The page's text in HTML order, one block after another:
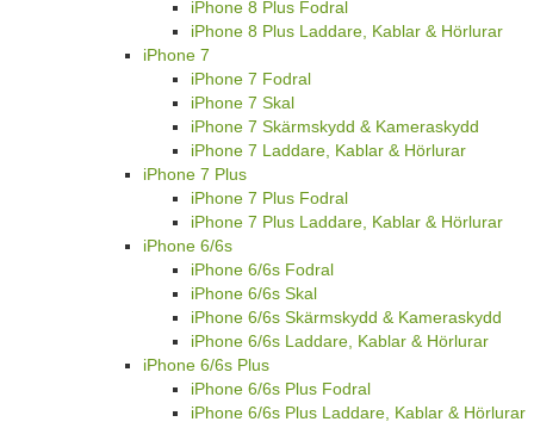
iPhone 8 Plus Fodral
iPhone 8 Plus Laddare, Kablar & Hörlurar
iPhone 7
iPhone 7 Fodral
iPhone 7 Skal
iPhone 7 Skärmskydd & Kameraskydd
iPhone 7 Laddare, Kablar & Hörlurar
iPhone 7 Plus
iPhone 7 Plus Fodral
iPhone 7 Plus Laddare, Kablar & Hörlurar
iPhone 6/6s
iPhone 6/6s Fodral
iPhone 6/6s Skal
iPhone 6/6s Skärmskydd & Kameraskydd
iPhone 6/6s Laddare, Kablar & Hörlurar
iPhone 6/6s Plus
iPhone 6/6s Plus Fodral
iPhone 6/6s Plus Laddare, Kablar & Hörlurar